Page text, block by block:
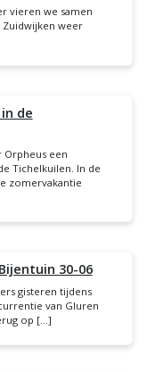
vieren we samen
weer
de
Orpheus een
Tichelkuilen. In de
zomervakantie
30-06
gisteren tijdens
van Gluren
op […]